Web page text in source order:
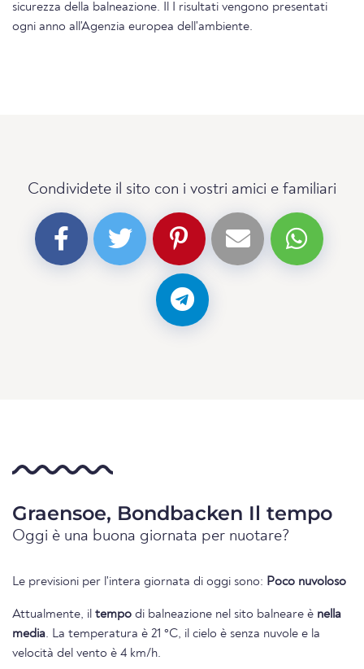
sicurezza della balneazione. Il I risultati vengono presentati
ogni anno all'Agenzia europea dell'ambiente.
Condividete il sito con i vostri amici e familiari
Graensoe, Bondbacken Il tempo
Oggi è una buona giornata per nuotare?
Le previsioni per l'intera giornata di oggi sono: Poco nuvoloso
Attualmente, il tempo di balneazione nel sito balneare è nella
media. La temperatura è 21 °C, il cielo è senza nuvole e la
velocità del vento è 4 km/h.